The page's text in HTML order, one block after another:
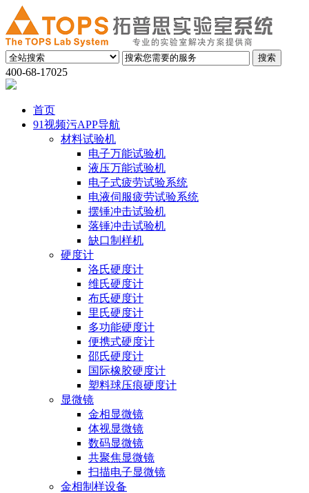
400-68-17025
首页
91视频污APP导航
材料试验机
电子万能试验机
液压万能试验机
电子式疲劳试验系统
电液伺服疲劳试验系统
摆锤冲击试验机
落锤冲击试验机
缺口制样机
硬度计
洛氏硬度计
维氏硬度计
布氏硬度计
里氏硬度计
多功能硬度计
便携式硬度计
邵氏硬度计
国际橡胶硬度计
塑料球压痕硬度计
显微镜
金相显微镜
体视显微镜
数码显微镜
共聚焦显微镜
扫描电子显微镜
金相制样设备